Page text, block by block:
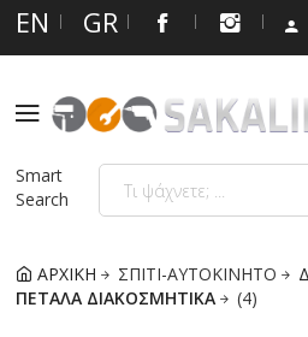
EN GR
Smart
Search
ΑΡΧΙΚΗ ΣΠΙΤΙ-ΑΥΤΟΚΙΝΗΤΟ
ΠΕΤΑΛΑ ΔΙΑΚΟΣΜΗΤΙΚΑ
(4)